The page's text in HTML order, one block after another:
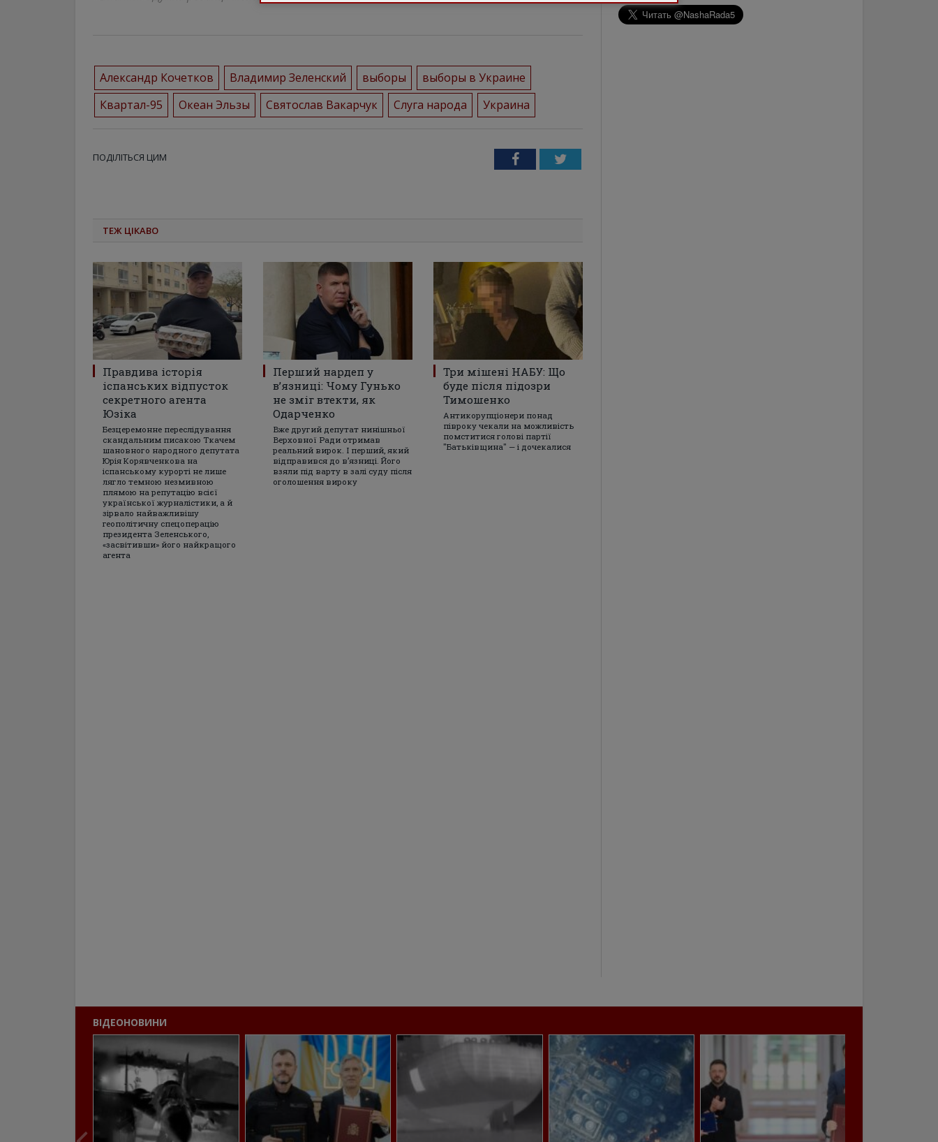
Александр Кочетков Владимир Зеленский выборы
выборы в Украине
Квартал-95
Океан Эльзы Святослав Вакарчук Слуга народа Украина
ПОДІЛІТЬСЯ ЦИМ FacebookTwitter
ТЕЖ ЦІКАВО
Правдива історія
іспанських відпусток
секретного агента
Юзіка
Безцеремонне переслідування
скандальним писакою Ткачем
шановного народного депутата
Юрія Корявченкова на
іспанському курорті не лише
лягло темною незмивною
плямою на репутацію всієї
української журналістики, а й
зірвало найважливішу
геополітичну спецоперацію
президента Зеленського,
«засвітивши» його найкращого
агента
Перший нардеп у
в’язниці: Чому Гунько
не зміг втекти, як
Одарченко
Вже другий депутат нинішньої
Верховної Ради отримав
реальний вирок. І перший, який
відправився до в’язниці. Його
взяли під варту в залі суду після
оголошення вироку
Три мішені НАБУ: Що
буде після підозри
Тимошенко
Антикорупціонери понад
півроку чекали на можливість
помститися голові партії
"Батьківщина" — і дочекалися
ВІДЕОНОВИНИ